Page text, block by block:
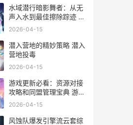
水域潜行暗影舞者：从无
声入水到最佳擦除踪迹 暗
影水下宝藏
2026-04-15
潜入营地的精妙策略 潜入
营地投毒
2026-04-15
游戏更新必看：资源对接
攻略和同盟管理宝典 游戏
全部更新
2026-04-15
风蚀队爆发引擎流云套综